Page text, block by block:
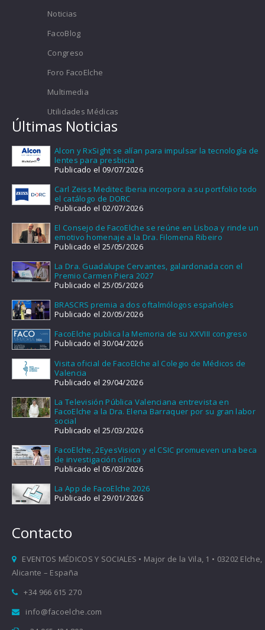
Noticias
FacoBlog
Congreso
Foro FacoElche
Multimedia
Utilidades Médicas
Últimas Noticias
Alcon y RxSight se alían para impulsar la tecnología de
lentes para presbicia
Publicado el 09/07/2026
Carl Zeiss Meditec Iberia incorpora a su portfolio todo
el catálogo de DORC
Publicado el 02/07/2026
El Consejo de FacoElche se reúne en Lisboa y rinde un
emotivo homenaje a la Dra. Filomena Ribeiro
Publicado el 25/05/2026
La Dra. Guadalupe Cervantes, galardonada con el
Premio Carmen Piera 2027
Publicado el 25/05/2026
BRASCRS premia a dos oftalmólogos españoles
Publicado el 20/05/2026
FacoElche publica la Memoria de su XXVIII congreso
Publicado el 30/04/2026
Visita oficial de FacoElche al Colegio de Médicos de
Valencia
Publicado el 29/04/2026
La Televisión Pública Valenciana entrevista en
FacoElche a la Dra. Elena Barraquer por su gran labor
social
Publicado el 25/03/2026
FacoElche, 2EyesVision y el CSIC promueven una beca
de investigación clínica
Publicado el 05/03/2026
La App de FacoElche 2026
Publicado el 29/01/2026
Contacto
EVENTOS MÉDICOS Y SOCIALES • Major de la Vila, 1 • 03202 Elche,
Alicante – España
+34 966 615 270
info@facoelche.com